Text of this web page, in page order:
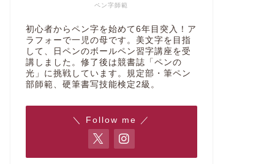
ペン字師範
初心者からペン字を始めて6年目突入！ア
ラフォーで一児の母です。美文字を目指
して、日ペンのボールペン習字講座を受
講しました。修了後は競書誌「ペンの
光」に挑戦しています。規定部・筆ペン
部師範、硬筆書写技能検定2級。
＼ Follow me ／